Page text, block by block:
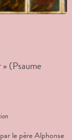
(Psaume
par le père Alphonse